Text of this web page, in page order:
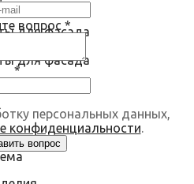
вопрос *
*
персональных данных,
конфиденциальности.
для фасада
для фасада